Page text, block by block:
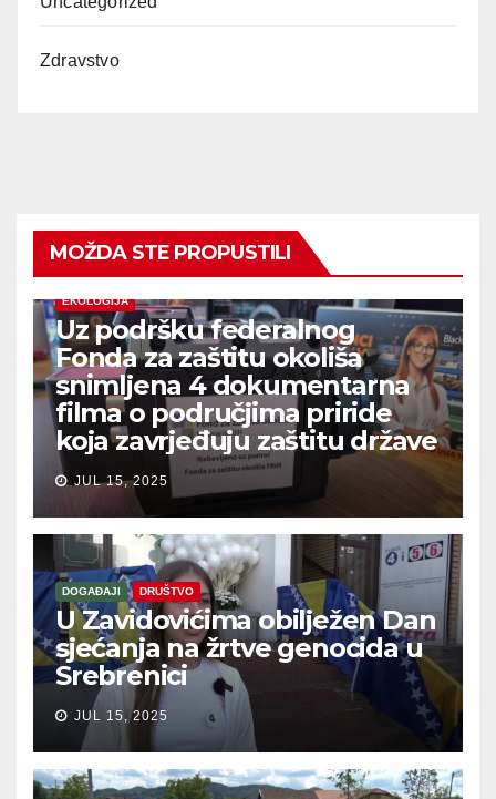
Zdravstvo
MOŽDA STE PROPUSTILI
EKOLOGIJA
Uz podršku federalnog
Fonda za zaštitu okoliša
snimljena 4 dokumentarna
filma o područjima priride
koja zavrjeđuju zaštitu države
JUL 15, 2025
DOGAĐAJI DRUŠTVO
U Zavidovićima obilježen Dan
sjećanja na žrtve genocida u
Srebrenici
JUL 15, 2025